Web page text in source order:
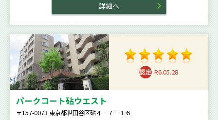
詳細へ
R6.05.28
パークコート砧ウエスト
〒157-0073 東京都世田谷区砧４－７－１６